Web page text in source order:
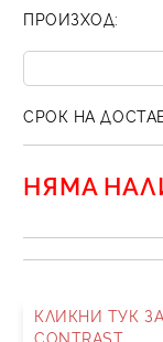
ПРОИЗХОД:
СРОК НА
НЯМА
КЛИКНИ ТУК
CONTRAST